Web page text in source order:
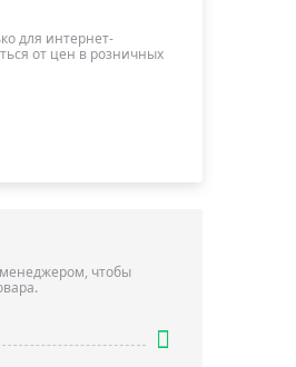
окружающей
для интернет-
от цен в розничных
чтобы